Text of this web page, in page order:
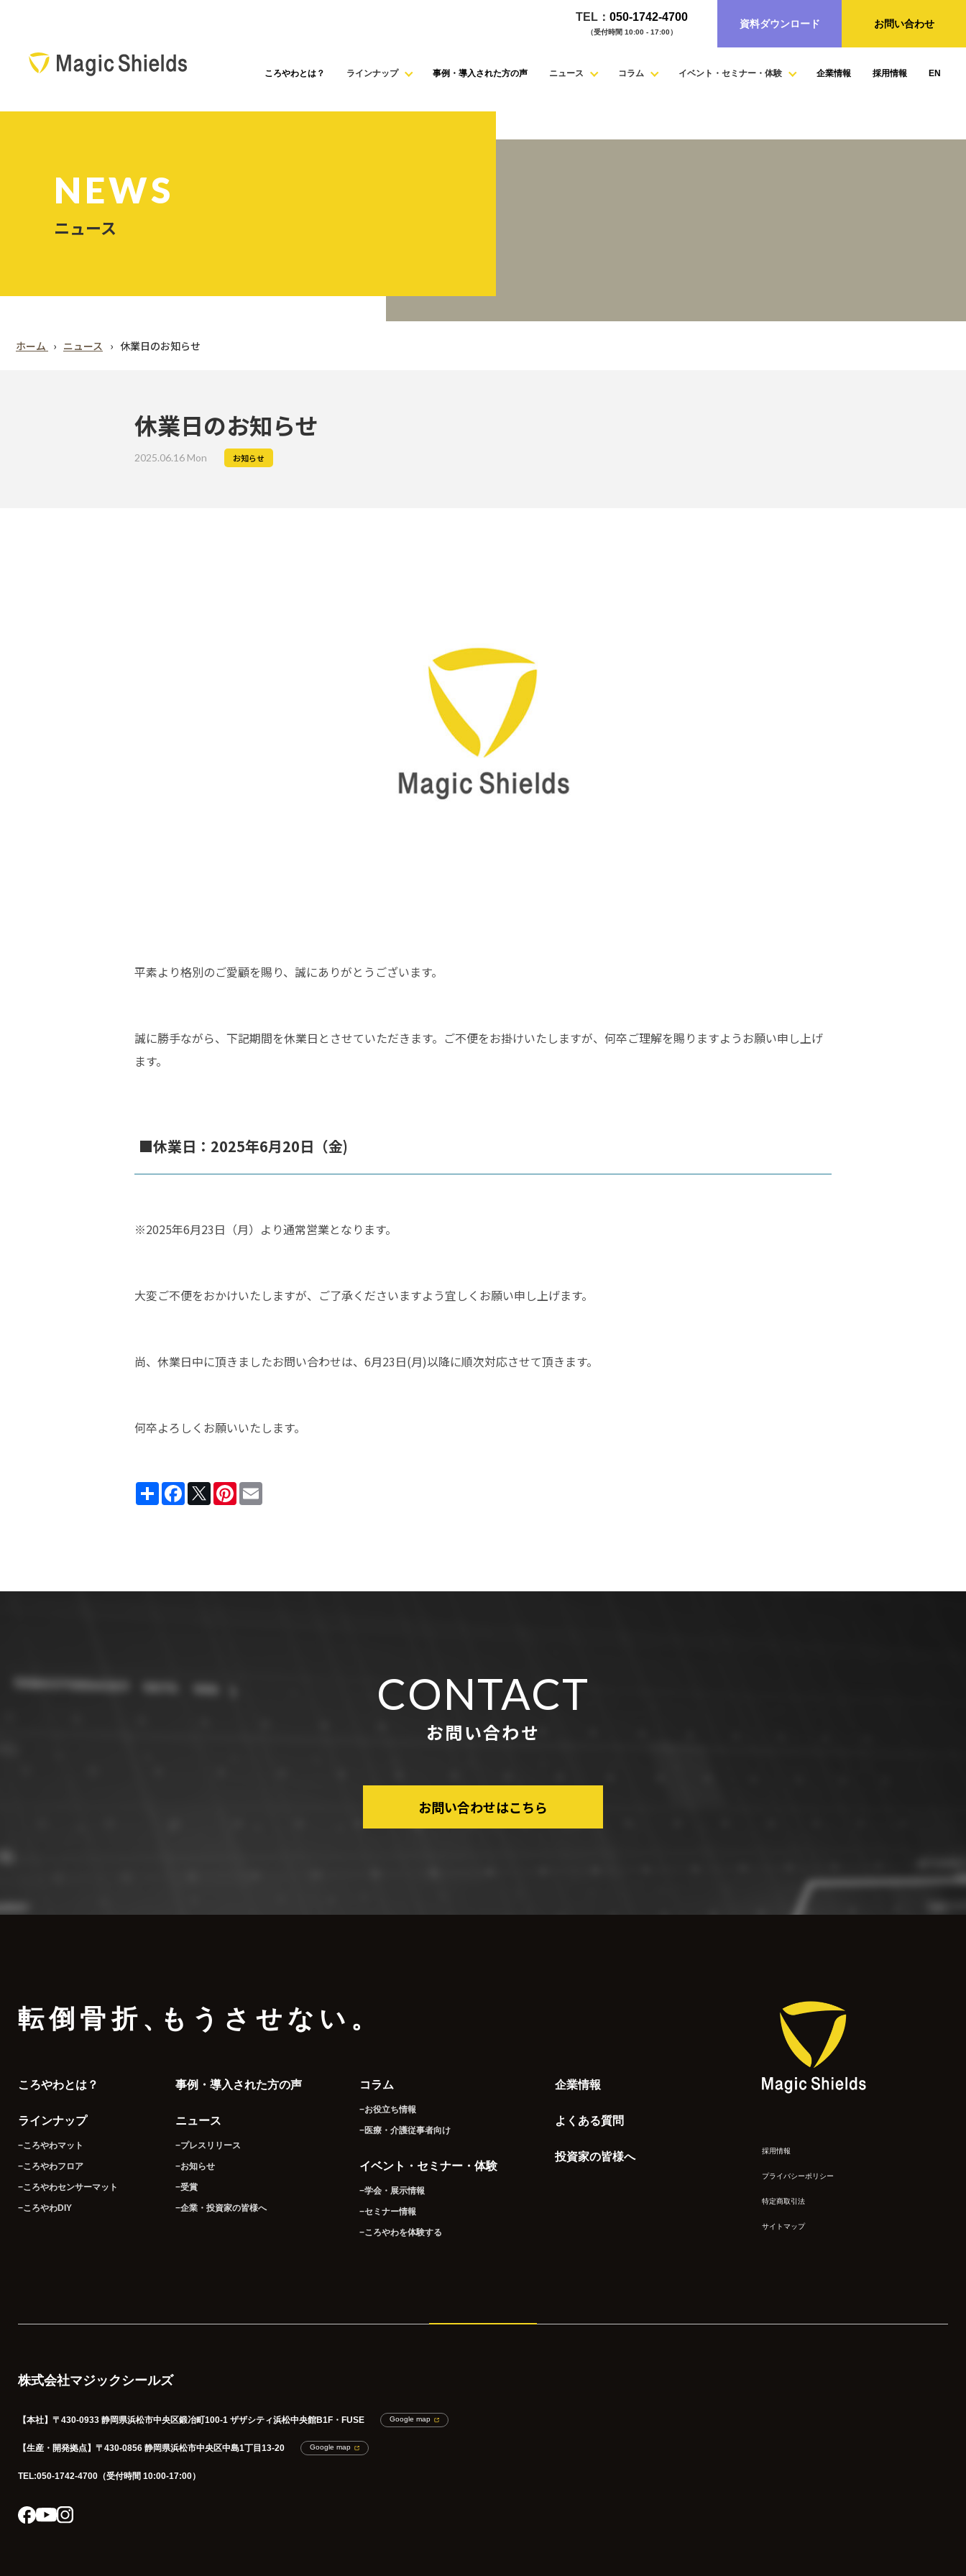
TEL： 050-1742-4700
（受付時間 10:00 - 17:00）
資料ダウンロード お問い合わせ
ころやわとは？ ラインナップ 事例・導入された方の声 ニュース コラム イベント・セミナー・体験 企業情報 採用情報 EN
NEWS
ニュース
ホーム ニュース 休業日のお知らせ
休業日のお知らせ
2025.06.16 Mon お知らせ
平素より格別のご愛顧を賜り、誠にありがとうございます。
誠に勝手ながら、下記期間を休業日とさせていただきます。ご不便をお掛けいたしますが、何卒ご理解を賜りますようお願い申し上げ
ます。
■休業日：2025年6月20日（金)
※2025年6月23日（月）より通常営業となります。
大変ご不便をおかけいたしますが、ご了承くださいますよう宜しくお願い申し上げます。
尚、休業日中に頂きましたお問い合わせは、6月23日(月)以降に順次対応させて頂きます。
何卒よろしくお願いいたします。
ShareFacebook
TwitterPinterest
CONTACT
お問い合わせ
お問い合わせはこちら
転倒骨折 、 もうさせない。
ころやわとは？
ラインナップ
−ころやわマット
−ころやわフロア
−ころやわセンサーマット
−ころやわDIY
事例・導入された方の声
ニュース
−プレスリリース
−お知らせ
−受賞
−企業・投資家の皆様へ
コラム
−お役立ち情報
−医療・介護従事者向け
イベント・セミナー・体験
−学会・展示情報
−セミナー情報
−ころやわを体験する
企業情報
よくある質問
投資家の皆様へ 採用情報
プライバシーポリシー
特定商取引法
サイトマップ
株式会社マジックシールズ
【本社】 〒430-0933 静岡県浜松市中央区鍛冶町100-1 ザザシティ浜松中央館B1F・FUSE Google map
【生産・開発拠点】 〒430-0856 静岡県浜松市中央区中島1丁目13-20 Google map
TEL:050-1742-4700 （受付時間 10:00-17:00）